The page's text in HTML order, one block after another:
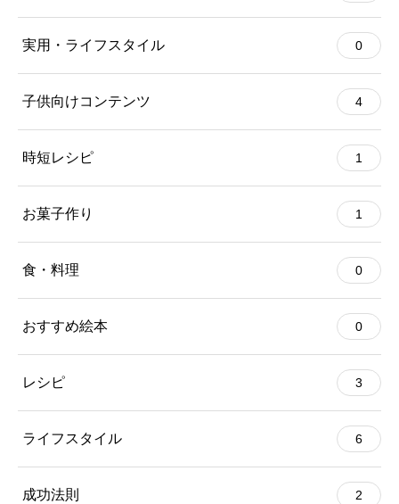
実用・ライフスタイル 0
子供向けコンテンツ 4
時短レシピ 1
お菓子作り 1
食・料理 0
おすすめ絵本 0
レシピ 3
ライフスタイル 6
成功法則 2